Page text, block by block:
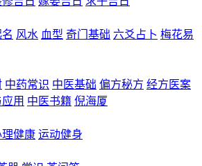
风水 血型 奇门基础 六爻占卜 梅花易
中药常识 中医基础 偏方秘方 经方医案
用 中医书籍 倪海厦
理健康 运动健身